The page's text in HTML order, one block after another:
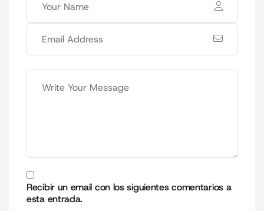
Recibir un email con los siguientes comentarios a
esta entrada.